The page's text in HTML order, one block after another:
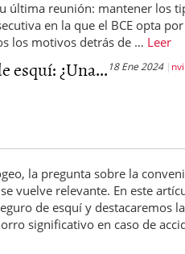
anual desde 2017 mientras
01/2026
última reunión: mantener los
en la que el BCE opta
los motivos detrás de … Leer
esquí: ¿Una... 18 Ene 2024
la pregunta sobre la
vuelve relevante. En este
de esquí y destacaremos
significativo en caso de